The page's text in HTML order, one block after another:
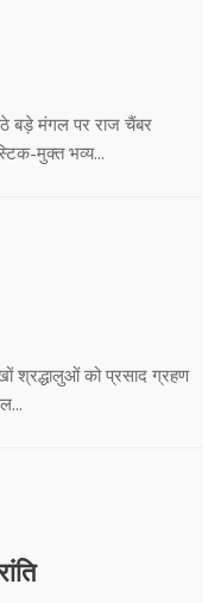
बड़े मंगल पर राज चैंबर
मुक्त भव्य...
श्रद्धालुओं को प्रसाद ग्रहण